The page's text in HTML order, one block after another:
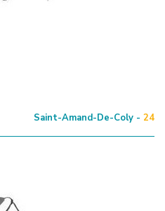
Saint-Amand-De-Coly - 24